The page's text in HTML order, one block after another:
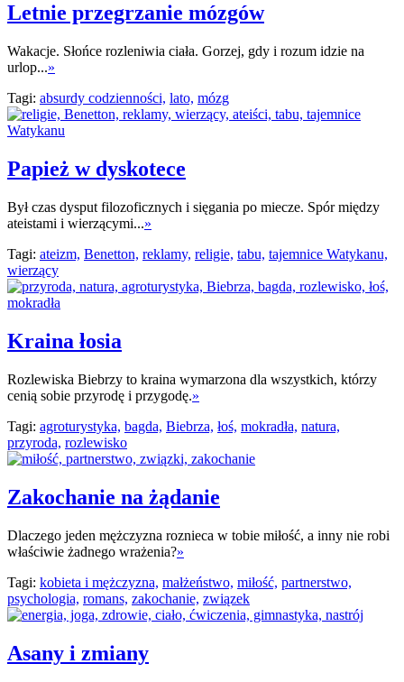
Letnie przegrzanie mózgów
Wakacje. Słońce rozleniwia ciała. Gorzej, gdy i rozum idzie na
urlop...»
Tagi: absurdy codzienności, lato, mózg
Papież w dyskotece
Był czas dysput filozoficznych i sięgania po miecze. Spór między
ateistami i wierzącymi...»
Tagi: ateizm, Benetton, reklamy, religie, tabu, tajemnice Watykanu,
wierzący
Kraina łosia
Rozlewiska Biebrzy to kraina wymarzona dla wszystkich, którzy
cenią sobie przyrodę i przygodę.»
Tagi: agroturystyka, bagda, Biebrza, łoś, mokradła, natura,
przyroda, rozlewisko
Zakochanie na żądanie
Dlaczego jeden mężczyzna roznieca w tobie miłość, a inny nie robi
właściwie żadnego wrażenia?»
Tagi: kobieta i mężczyzna, małżeństwo, miłość, partnerstwo,
psychologia, romans, zakochanie, związek
Asany i zmiany